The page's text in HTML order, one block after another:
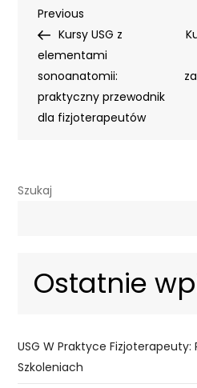
Nawigacja
wpisu
Previous
Post
Previous
Kursy USG z
elementami
sonoanatomii:
praktyczny przewodnik
dla fizjoterapeutów
Szukaj
Ostatnie
USG W Praktyce Fizjoterapeuty:
Szkoleniach